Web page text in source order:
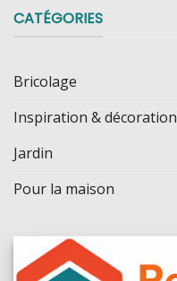
CATÉGORIES
Bricolage
Inspiration & décoration
Jardin
Pour la maison